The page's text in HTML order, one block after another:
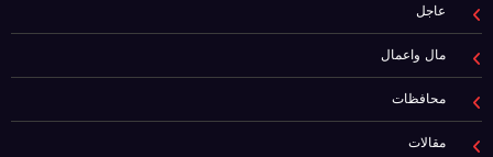
عاجل
مال واعمال
محافظات
مقالات